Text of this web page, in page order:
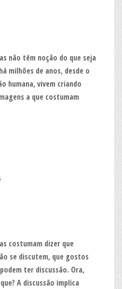
não têm noção do que seja
milhões de anos, desde o
humana, vivem criando
a que costumam
costumam dizer que
se discutem, que gostos
ter discussão. Ora,
A discussão implica